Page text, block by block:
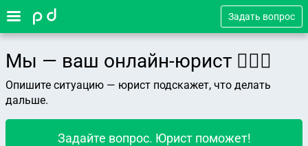
Задать вопрос
Мы — ваш онлайн-юрист 👨🏻‍⚖️
Опишите ситуацию — юрист подскажет, что делать
дальше.
Задайте вопрос. Юрист поможет!